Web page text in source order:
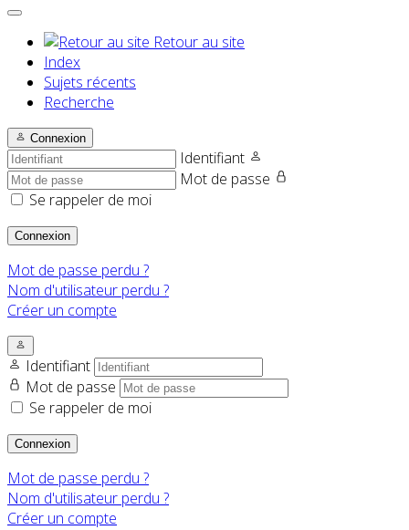
Retour au site
Index
Sujets récents
Recherche
Connexion
Identifiant
Mot de passe
Se rappeler de moi
Connexion
Mot de passe perdu ?
Nom d'utilisateur perdu ?
Créer un compte
Identifiant
Mot de passe
Se rappeler de moi
Connexion
Mot de passe perdu ?
Nom d'utilisateur perdu ?
Créer un compte